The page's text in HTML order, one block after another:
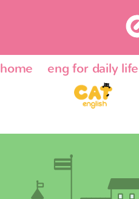
home eng for daily life